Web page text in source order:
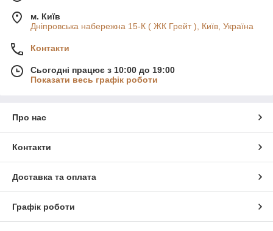
м. Київ
Дніпровська набережна 15-К ( ЖК Грейт ), Київ, Україна
Контакти
Сьогодні працює з 10:00 до 19:00
Показати весь графік роботи
Про нас
Контакти
Доставка та оплата
Графік роботи